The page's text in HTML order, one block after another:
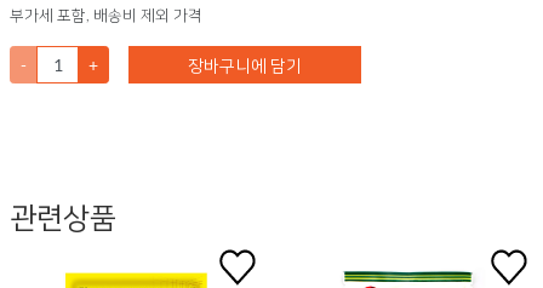
부가세 포함, 배송비 제외 가격
- + 장바구니에 담기
관련상품